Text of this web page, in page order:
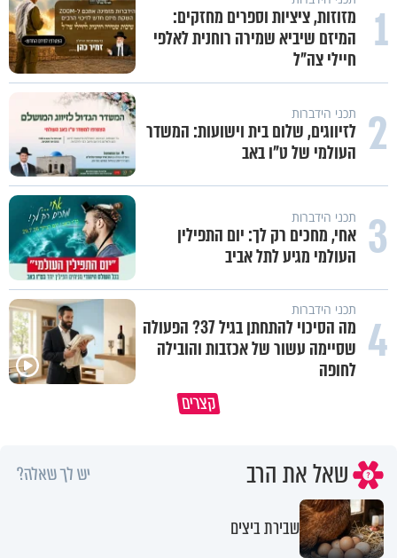
1
מזוזות, ציציות וספרים מחזקים:
המיזם שיביא שמירה רוחנית לאלפי
חיילי צה"ל
2 תכני הידברות
לזיווגים, שלום בית וישועות: המשדר
העולמי של ט"ו באב
3 תכני הידברות
אחי, מחכים רק לך: יום התפילין
העולמי מגיע לתל אביב
4 תכני הידברות
מה הסיכוי להתחתן בגיל 37? הפעולה
שסיימה עשור של אכזבות והובילה
לחופה
קצרים
במבט לאחור - האם התקופה הקשה
איך ייתכן שיש אנשים שיודעים
שהתורה אמת, ובכל זאת לא
שאל את הרב יש לך שאלה?
שבירת ביצים